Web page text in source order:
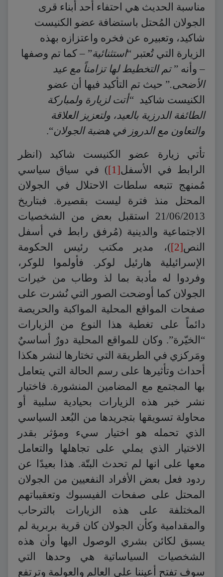
مناسبة الحديث هي احتفاء أحد أبناء قرى
الجولان المُحتل باستضافة عضو الكنيست
شاكيد، وتعبيره عن فخره واعتزازه بهذه
الزيارة التي تُعتبر “استثنائية” – كما تم وصفها
– وأنه ”تم التخطيط لها تزامناً مع عيد
الأضحى.” حيث تم التأكيد فيها أن عضو
الكنيست شاكيد “أتت لزيارة ولمباركة
الطائفة الدرزية بالعيد، ولتعزيز العلاقة
والتعاون مع الدروز في هضبة الجولان“.
تأتي زيارة عضو الكنيست شاكيد (انظر
الرابط في الأسفل[1]
) في سياق سياسي
مُمنهج تتبعه سلطات الاحتلال في الجولان
المحتل منذ فترة ليست بقصيرة. فبتاريخ
21/06/2013 استقبل بعض من الشخصيات
الاجتماعية والدينية (مُرفق رابط في أسفل
النص[2]
)، مدير مكتب رئيس الحكومة
الإسرائيلية هارئيل لوكر. فأولموا للوكر،
وفردوا له مأدبة بما لذ وطاب من خيرات
الجولان كما أوضحت الصور التي نُشرت على
صفحات المواقع المحلية المواكبة والحريصة
دائماً على تغطية هذا النوع من الزيارات
“الخيّرة”. وكان للمواقع المحلية دورٌ أساسيٌ
ومَركزي في الطريقة التي تختارها لنشر هكذا
أحداث وتأثيرها على رسم الحالة التي يتعامل
بها المجتمع مع المضامين المنشورة. فاختيار
نشر خبر هذه الزيارات بحيادية سلبية أو
محاولة تسويقها بتجريدها من البُعد السياسي
الذي تحمله هو اختيار سيء ومؤثر بقدر
الاختيار الذي يملي على تجاهلها والتعامل
معها على انها لم تحدث البتّة. هذا بعيدًا عن
ردود فعل بعض الأفراد النفعيين من الجولان
المحتل على صفحات الفيسبوك وتعقيباتهم
المختلفة على هذه الزيارات بالترحاب
والمقدامية وكأن الجولان كان قرية بربرية لم
يسبق لكائن بشري الوصول اليها وأن هذه
الشخصيات السياساتية هي وحدها التي
سوف تفتح أعيننا على العالم والعولمة وترتفع